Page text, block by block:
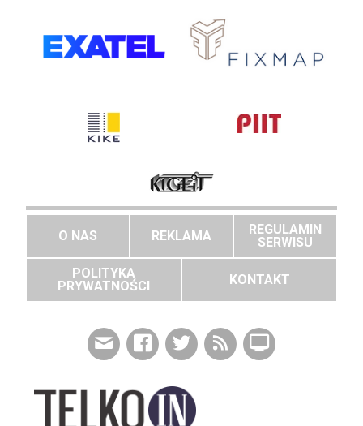
O NAS REKLAMA
REGULAMIN
SERWISU
POLITYKA
PRYWATNOŚCI
KONTAKT